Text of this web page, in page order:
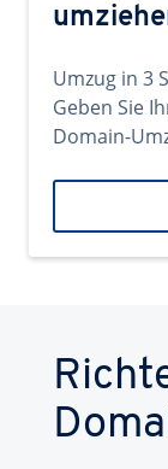
Umzug in 3
Geben Sie
Domain-